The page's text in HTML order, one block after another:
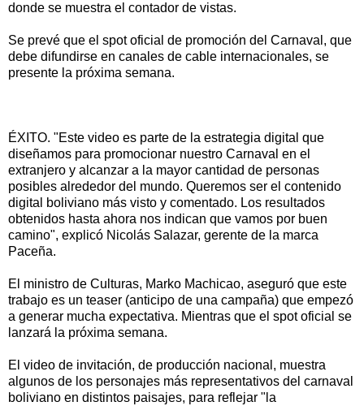
donde se muestra el contador de vistas.
Se prevé que el spot oficial de promoción del Carnaval, que
debe difundirse en canales de cable internacionales, se
presente la próxima semana.
ÉXITO. "Este video es parte de la estrategia digital que
diseñamos para promocionar nuestro Carnaval en el
extranjero y alcanzar a la mayor cantidad de personas
posibles alrededor del mundo. Queremos ser el contenido
digital boliviano más visto y comentado. Los resultados
obtenidos hasta ahora nos indican que vamos por buen
camino", explicó Nicolás Salazar, gerente de la marca
Paceña.
El ministro de Culturas, Marko Machicao, aseguró que este
trabajo es un teaser (anticipo de una campaña) que empezó
a generar mucha expectativa. Mientras que el spot oficial se
lanzará la próxima semana.
El video de invitación, de producción nacional, muestra
algunos de los personajes más representativos del carnaval
boliviano en distintos paisajes, para reflejar "la